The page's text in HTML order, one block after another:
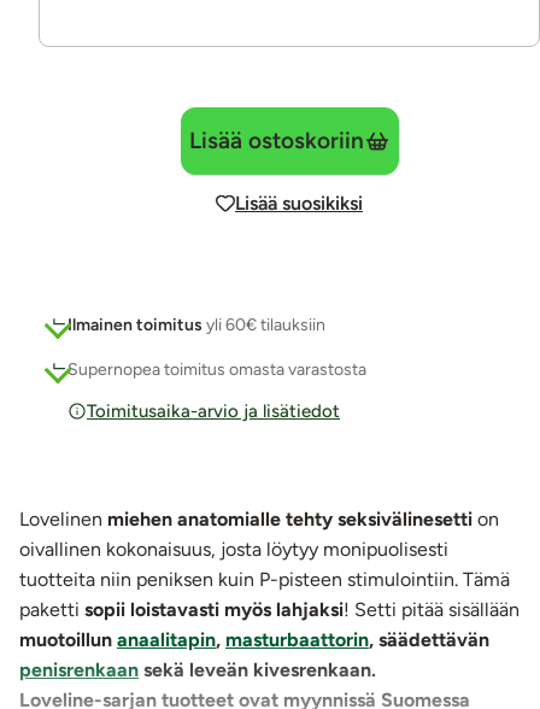
Lisää ostoskoriin
Lisää suosikiksi
Ilmainen toimitus yli 60€ tilauksiin
Supernopea toimitus omasta varastosta
Toimitusaika-arvio ja lisätiedot
Lovelinen miehen anatomialle tehty seksivälinesetti on
oivallinen kokonaisuus, josta löytyy monipuolisesti
tuotteita niin peniksen kuin P-pisteen stimulointiin. Tämä
paketti sopii loistavasti myös lahjaksi! Setti pitää sisällään
muotoillun anaalitapin, masturbaattorin, säädettävän
penisrenkaan sekä leveän kivesrenkaan.
Loveline-sarjan tuotteet ovat myynnissä Suomessa